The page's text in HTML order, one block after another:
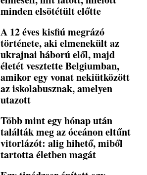
minden elsötétült előtte
A 12 éves kisfiú megrázó
története, aki elmenekült az
ukrajnai háború elől, majd
életét vesztette Belgiumban,
amikor egy vonat nekiütközött
az iskolabusznak, amelyen
utazott
Több mint egy hónap után
találták meg az óceánon eltűnt
vitorlázót: alig hihető, miből
tartotta életben magát